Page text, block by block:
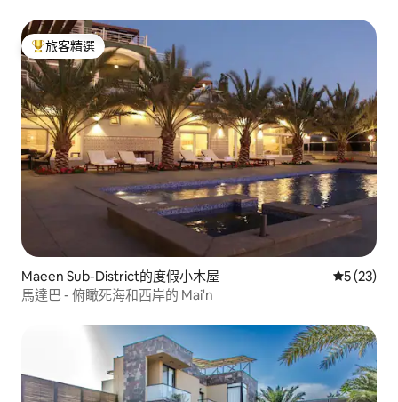
旅客精選榜首
旅客精選
Maeen Sub-District的度假小木屋 從 23 則評
5 (23)
馬達巴 - 俯瞰死海和西岸的 Mai'n